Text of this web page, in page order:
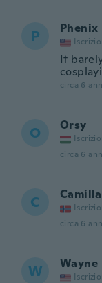
P Phenix
It
circa 6
O Orsy
circa 6
C
circa 6
W Wayne